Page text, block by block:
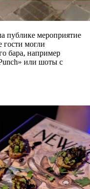
публике мероприятие
гости могли
бара, например
или шоты с